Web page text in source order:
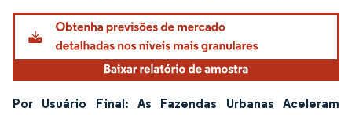
Por Usuário Final: As Fazendas Urbanas Aceleram